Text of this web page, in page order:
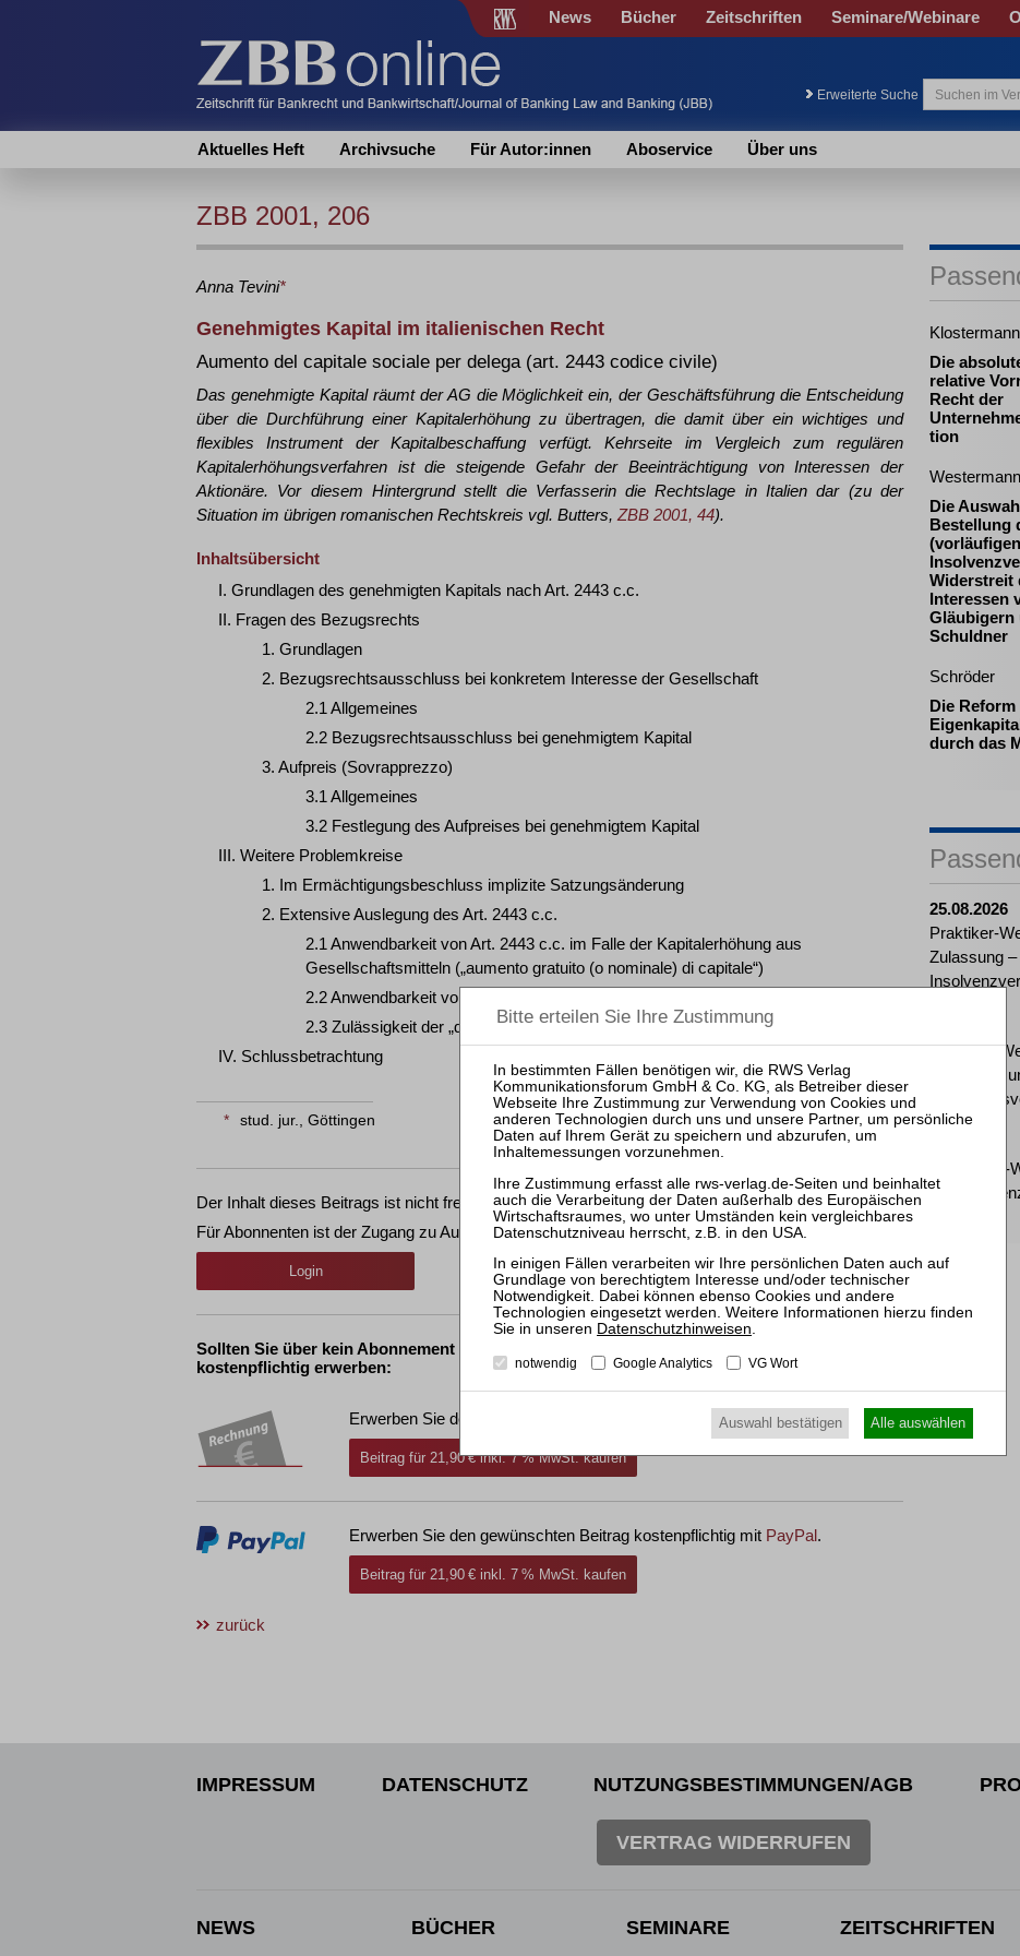
News Bücher Zeitschriften Seminare/Webinare
Erweiterte Suche
Aktuelles Heft Archivsuche Für Autor:innen Aboservice Über uns
ZBB 2001, 206
Anna Tevini*
Genehmigtes Kapital im italienischen Recht
Aumento del capitale sociale per delega (art. 2443 codice civile)
Das genehmigte Kapital räumt der AG die Möglichkeit ein, der Geschäftsführung die Entscheidung
über die Durchführung einer Kapitalerhöhung zu übertragen, die damit über ein wichtiges und
flexibles Instrument der Kapitalbeschaffung verfügt. Kehrseite im Vergleich zum regulären
Kapitalerhöhungsverfahren ist die steigende Gefahr der Beeinträchtigung von Interessen der
Aktionäre. Vor diesem Hintergrund stellt die Verfasserin die Rechtslage in Italien dar (zu der
Situation im übrigen romanischen Rechtskreis vgl. Butters, ZBB 2001, 44).
Inhaltsübersicht
I. Grundlagen des genehmigten Kapitals nach Art. 2443 c.c.
II. Fragen des Bezugsrechts
1. Grundlagen
2. Bezugsrechtsausschluss bei konkretem Interesse der Gesellschaft
2.1 Allgemeines
2.2 Bezugsrechtsausschluss bei genehmigtem Kapital
3. Aufpreis (Sovrapprezzo)
3.1 Allgemeines
3.2 Festlegung des Aufpreises bei genehmigtem Kapital
III. Weitere Problemkreise
1. Im Ermächtigungsbeschluss implizite Satzungsänderung
2. Extensive Auslegung des Art. 2443 c.c.
2.1 Anwendbarkeit von Art. 2443 c.c. im Falle der Kapitalerhöhung aus
Gesellschaftsmitteln („aumento gratuito (o nominale) di capitale“)
2.2 Anwendbarkeit von Art. 2443 c.c. auf die „società a responsabilità limitata“
2.3 Zulässigkeit der „delega esecutiva“
IV. Schlussbetrachtung
* stud. jur., Göttingen
Der Inhalt dieses Beitrags ist nicht frei verfügbar.
Für Abonnenten ist der Zugang zu Aufsätzen und Rechtsprechung frei.
Login
Sollten Sie über kein Abonnement verfügen, können Sie den gewünschten Beitrag trotzdem
kostenpflichtig erwerben:
Erwerben Sie den gewünschten Beitrag kostenpflichtig per Rechnung.
Beitrag für 21,90 € inkl. 7 % MwSt. kaufen
Erwerben Sie den gewünschten Beitrag kostenpflichtig mit PayPal.
Beitrag für 21,90 € inkl. 7 % MwSt. kaufen
zurück
Klostermann
Die
relative
Recht der
tion
Westermann
Die
Bestellung
Widerstreit
Interessen
Gläubigern
Schuldner
Schröder
Die Reform
durch das
25.08.2026
Praktiker-
Zulassung
Praktiker-
und
der
IMPRESSUM DATENSCHUTZ NUTZUNGSBESTIMMUNGEN/AGB
VERTRAG WIDERRUFEN
NEWS BÜCHER SEMINARE ZEITSCHRIFTEN
Datenschutzhinweisen.
notwendig Google Analytics VG Wort
Auswahl bestätigen Alle auswählen